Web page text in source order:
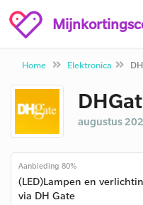
Home Elektronica
augustus
Aanbieding 80%
(LED)Lampen en
via DH Gate